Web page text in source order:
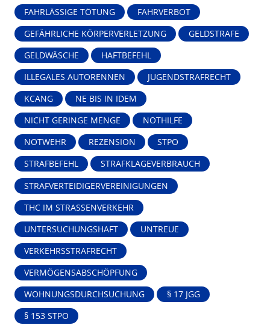
FAHRLÄSSIGE TÖTUNG FAHRVERBOT
GEFÄHRLICHE KÖRPERVERLETZUNG GELDSTRAFE
GELDWÄSCHE HAFTBEFEHL
ILLEGALES AUTORENNEN JUGENDSTRAFRECHT
KCANG NE BIS IN IDEM
NICHT GERINGE MENGE NOTHILFE
NOTWEHR REZENSION STPO
STRAFBEFEHL STRAFKLAGEVERBRAUCH
STRAFVERTEIDIGERVEREINIGUNGEN
THC IM STRASSENVERKEHR
UNTERSUCHUNGSHAFT UNTREUE
VERKEHRSSTRAFRECHT
VERMÖGENSABSCHÖPFUNG
WOHNUNGSDURCHSUCHUNG § 17 JGG
§ 153 STPO